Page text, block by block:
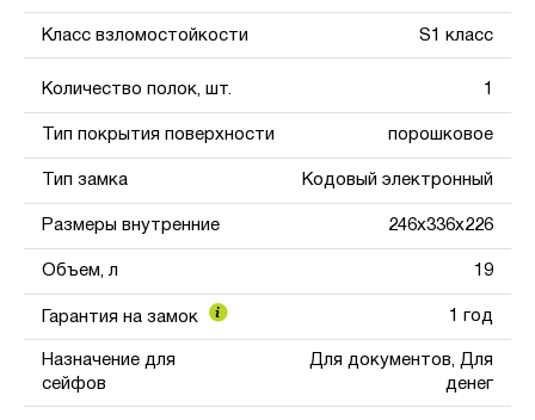
Класс взломостойкости S1 класс
Количество полок, шт. 1
Тип покрытия поверхности порошковое
Тип замка Кодовый электронный
Размеры внутренние 246x336x226
Объем, л 19
Гарантия на замок 1 год
Назначение для
сейфов
Для документов, Для
денег